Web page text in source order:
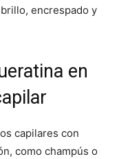
encrespado y
en
capilares con
como champús o